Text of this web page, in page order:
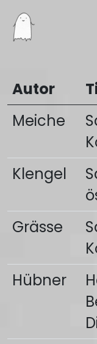
Autor
Meiche
Klengel
Grässe
Hübner